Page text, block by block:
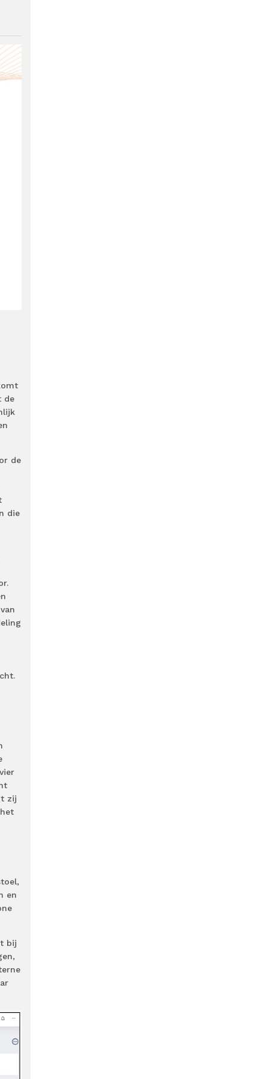
de
de
die
zij
en
bij